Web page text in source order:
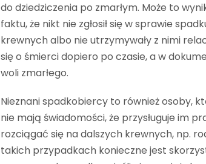
do dziedziczenia po zmarłym. Może to
faktu, że nikt nie zgłosił się w sprawie
krewnych albo nie utrzymywały z nimi
się o śmierci dopiero po czasie, a w
woli zmarłego.
Nieznani spadkobiercy to również osoby,
nie mają świadomości, że przysługuje im
rozciągać się na dalszych krewnych, np.
takich przypadkach konieczne jest